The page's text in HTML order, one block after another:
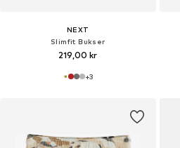
NEXT
Slimfit Bukser
219,00 kr
+3